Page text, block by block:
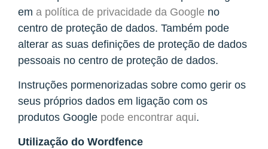
em a política de privacidade da Google no
centro de proteção de dados. Também pode
alterar as suas definições de proteção de dados
pessoais no centro de proteção de dados.
Instruções pormenorizadas sobre como gerir os
seus próprios dados em ligação com os
produtos Google pode encontrar aqui.
Utilização do Wordfence